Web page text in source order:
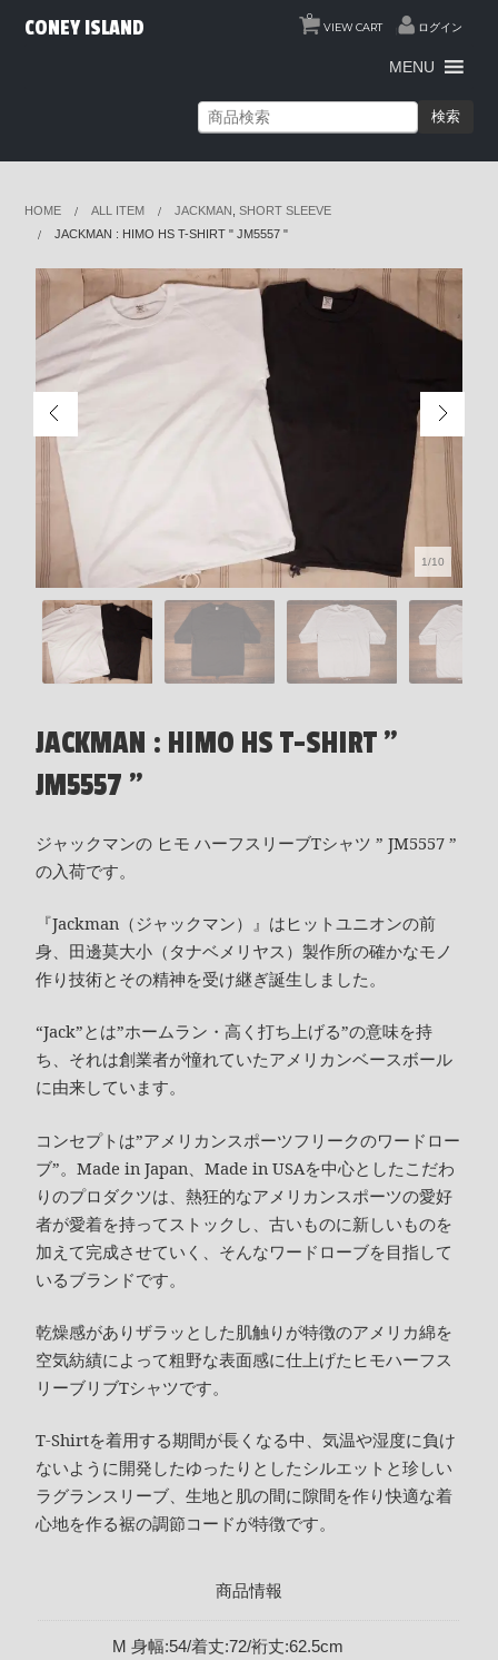
VIEW CART
0
ログイン
CONEY ISLAND
MENU
検索
HOME ALL ITEM JACKMAN ,SHORT SLEEVE
JACKMAN : HIMO HS T-SHIRT " JM5557 "
1/10
JACKMAN : HIMO HS T-SHIRT "
JM5557 "
ジャックマンの ヒモ ハーフスリーブTシャツ ” JM5557 ”
の入荷です。
『Jackman（ジャックマン）』はヒットユニオンの前
身、田邊莫大小（タナベメリヤス）製作所の確かなモノ
作り技術とその精神を受け継ぎ誕生しました。
“Jack”とは”ホームラン・高く打ち上げる”の意味を持
ち、それは創業者が憧れていたアメリカンベースボール
に由来しています。
コンセプトは”アメリカンスポーツフリークのワードロー
ブ”。Made in Japan、Made in USAを中心としたこだわ
りのプロダクツは、熱狂的なアメリカンスポーツの愛好
者が愛着を持ってストックし、古いものに新しいものを
加えて完成させていく、そんなワードローブを目指して
いるブランドです。
乾燥感がありザラッとした肌触りが特徴のアメリカ綿を
空気紡績によって粗野な表面感に仕上げたヒモハーフス
リーブリブTシャツです。
T‐Shirtを着用する期間が長くなる中、気温や湿度に負け
ないように開発したゆったりとしたシルエットと珍しい
ラグランスリーブ、生地と肌の間に隙間を作り快適な着
心地を作る裾の調節コードが特徴です。
商品情報
M 身幅:54/着丈:72/裄丈:62.5cm